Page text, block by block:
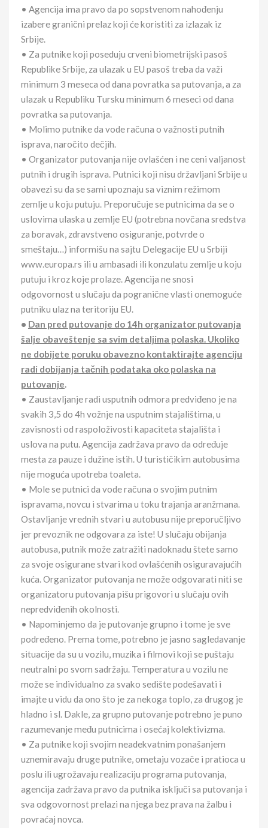
• Agencija ima pravo da po sopstvenom nahođenju
izabere granični prelaz koji će koristiti za izlazak iz
Srbije.
• Za putnike koji poseduju crveni biometrijski pasoš
Republike Srbije, za ulazak u EU pasoš treba da važi
minimum 3 meseca od dana povratka sa putovanja, a za
ulazak u Republiku Tursku minimum 6 meseci od dana
povratka sa putovanja.
• Molimo putnike da vode računa o važnosti putnih
isprava, naročito dečjih.
• Organizator putovanja nije ovlašćen i ne ceni valjanost
putnih i drugih isprava. Putnici koji nisu državljani Srbije u
obavezi su da se sami upoznaju sa viznim režimom
zemlje u koju putuju. Preporučuje se putnicima da se o
uslovima ulaska u zemlje EU (potrebna novčana sredstva
za boravak, zdravstveno osiguranje, potvrde o
smeštaju…) informišu na sajtu Delegacije EU u Srbiji
www.europa.rs ili u ambasadi ili konzulatu zemlje u koju
putuju i kroz koje prolaze. Agencija ne snosi
odgovornost u slučaju da pogranične vlasti onemoguće
putniku ulaz na teritoriju EU.
• Dan pred putovanje do 14h organizator putovanja
šalje obaveštenje sa svim detaljima polaska. Ukoliko
ne dobijete poruku obavezno kontaktirajte agenciju
radi dobijanja tačnih podataka oko polaska na
putovanje.
• Zaustavljanje radi usputnih odmora predviđeno je na
svakih 3,5 do 4h vožnje na usputnim stajalištima, u
zavisnosti od raspoloživosti kapaciteta stajališta i
uslova na putu. Agencija zadržava pravo da određuje
mesta za pauze i dužine istih. U turističikim autobusima
nije moguća upotreba toaleta.
• Mole se putnici da vode računa o svojim putnim
ispravama, novcu i stvarima u toku trajanja aranžmana.
Ostavljanje vrednih stvari u autobusu nije preporučljivo
jer prevoznik ne odgovara za iste! U slučaju obijanja
autobusa, putnik može zatražiti nadoknadu štete samo
za svoje osigurane stvari kod ovlašćenih osiguravajućih
kuća. Organizator putovanja ne može odgovarati niti se
organizatoru putovanja pišu prigovori u slučaju ovih
nepredviđenih okolnosti.
• Napominjemo da je putovanje grupno i tome je sve
podređeno. Prema tome, potrebno je jasno sagledavanje
situacije da su u vozilu, muzika i filmovi koji se puštaju
neutralni po svom sadržaju. Temperatura u vozilu ne
može se individualno za svako sedište podešavati i
imajte u vidu da ono što je za nekoga toplo, za drugog je
hladno i sl. Dakle, za grupno putovanje potrebno je puno
razumevanje među putnicima i osećaj kolektivizma.
• Za putnike koji svojim neadekvatnim ponašanjem
uznemiravaju druge putnike, ometaju vozače i pratioca u
poslu ili ugrožavaju realizaciju programa putovanja,
agencija zadržava pravo da putnika isključi sa putovanja i
sva odgovornost prelazi na njega bez prava na žalbu i
povraćaj novca.